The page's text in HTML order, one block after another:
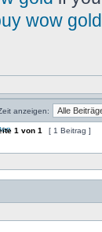
wow gold
anzeigen:
1 von 1 [ 1 Beitrag ]